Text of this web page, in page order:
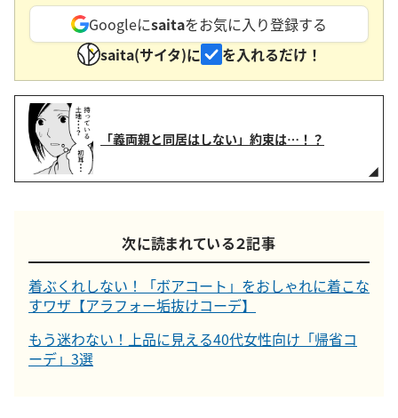
Googleにsaitaをお気に入り登録する
saita(サイタ)に
を入れるだけ！
「義両親と同居はしない」約束は…！？
次に読まれている２記事
着ぶくれしない！「ボアコート」をおしゃれに着こな
すワザ【アラフォー垢抜けコーデ】
もう迷わない！上品に見える40代女性向け「帰省コ
ーデ」3選